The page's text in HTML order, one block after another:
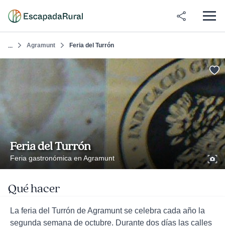
... Agramunt Feria del Turrón
Feria del Turrón
Feria gastronómica en Agramunt
Qué hacer
La feria del Turrón de Agramunt se celebra cada año la
segunda semana de octubre. Durante dos días las calles